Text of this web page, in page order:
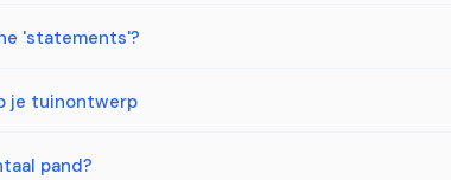
'statements'?
je tuinontwerp
pand?